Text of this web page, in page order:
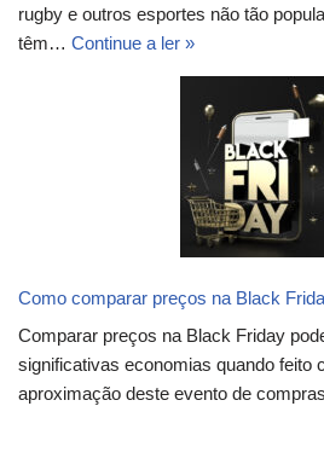
rugby e outros esportes não tão
têm… Continue a ler »
Como comparar preços na Black
Comparar preços na Black Friday
significativas economias quando feito
aproximação deste evento de